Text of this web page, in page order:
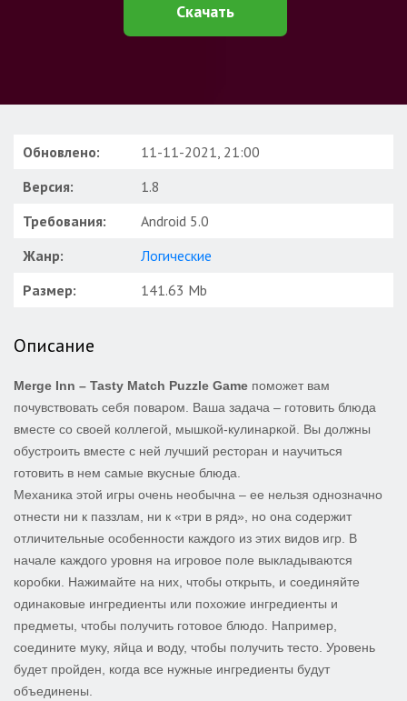
Скачать
Обновлено:
11-11-2021, 21:00
Версия:
1.8
Требования:
Android 5.0
Жанр:
Логические
Размер:
141.63 Mb
Описание
Merge Inn – Tasty Match Puzzle Game поможет вам
почувствовать себя поваром. Ваша задача – готовить блюда
вместе со своей коллегой, мышкой-кулинаркой. Вы должны
обустроить вместе с ней лучший ресторан и научиться
готовить в нем самые вкусные блюда.
Механика этой игры очень необычна – ее нельзя однозначно
отнести ни к паззлам, ни к «три в ряд», но она содержит
отличительные особенности каждого из этих видов игр. В
начале каждого уровня на игровое поле выкладываются
коробки. Нажимайте на них, чтобы открыть, и соединяйте
одинаковые ингредиенты или похожие ингредиенты и
предметы, чтобы получить готовое блюдо. Например,
соедините муку, яйца и воду, чтобы получить тесто. Уровень
будет пройден, когда все нужные ингредиенты будут
объединены.